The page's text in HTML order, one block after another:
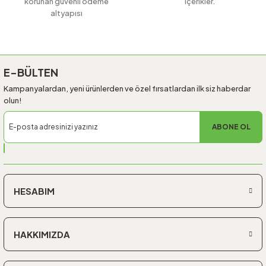
altyapısı
E-BÜLTEN
Kampanyalardan, yeni ürünlerden ve özel fırsatlardan ilk siz haberdar
olun!
ABONE OL
HESABIM
HAKKIMIZDA